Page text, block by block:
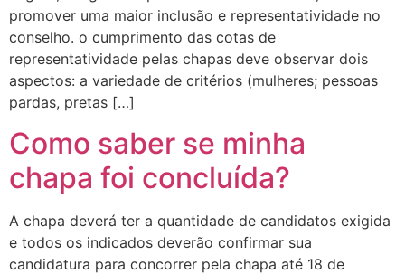
promover uma maior inclusão e representatividade no
conselho. o cumprimento das cotas de
representatividade pelas chapas deve observar dois
aspectos: a variedade de critérios (mulheres; pessoas
pardas, pretas […]
Como saber se minha
chapa foi concluída?
A chapa deverá ter a quantidade de candidatos exigida
e todos os indicados deverão confirmar sua
candidatura para concorrer pela chapa até 18 de